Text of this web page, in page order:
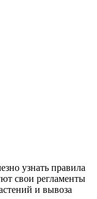
узнать правила
свои регламенты
и вывоза